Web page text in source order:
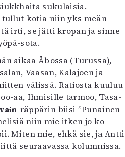
sukulaisia.
tullut kotia niin yks meän
irti, se jätti kropan ja sinne
sota.
aikaa Åbossa (Turussa),
Vaasan, Kalajoen ja
välissä. Ratiosta kuuluu
aa, Ihmisille tarmoo, Tasa-
-räppärin biisi ”Punainen
niin mie itken jo ko
Miten mie, ehkä sie, ja Antti
seuraavassa kolumnissa.